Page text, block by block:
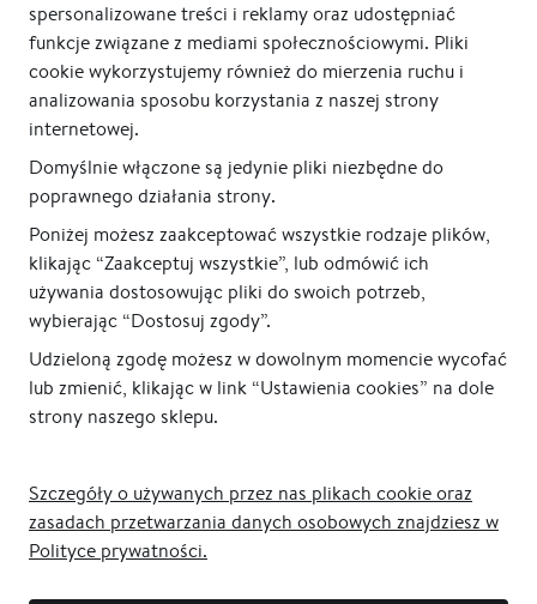
spersonalizowane treści i reklamy oraz udostępniać
funkcje związane z mediami społecznościowymi. Pliki
cookie wykorzystujemy również do mierzenia ruchu i
analizowania sposobu korzystania z naszej strony
internetowej.
Domyślnie włączone są jedynie pliki niezbędne do
poprawnego działania strony.
Poniżej możesz zaakceptować wszystkie rodzaje plików,
klikając “Zaakceptuj wszystkie”, lub odmówić ich
używania dostosowując pliki do swoich potrzeb,
wybierając “Dostosuj zgody”.
Udzieloną zgodę możesz w dowolnym momencie wycofać
lub zmienić, klikając w link “Ustawienia cookies” na dole
strony naszego sklepu.
Szczegóły o używanych przez nas plikach cookie oraz
zasadach przetwarzania danych osobowych znajdziesz w
Polityce prywatności.